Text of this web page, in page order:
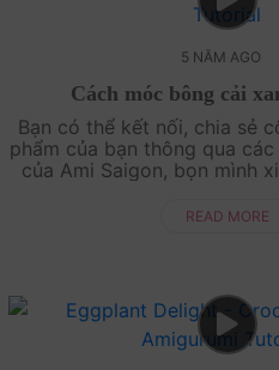
5 NĂM AGO
Cách móc bông cải
Bạn có thể kết nối, chia sẻ
phẩm của bạn thông qua
của Ami Saigon, bọn mình
READ MORE